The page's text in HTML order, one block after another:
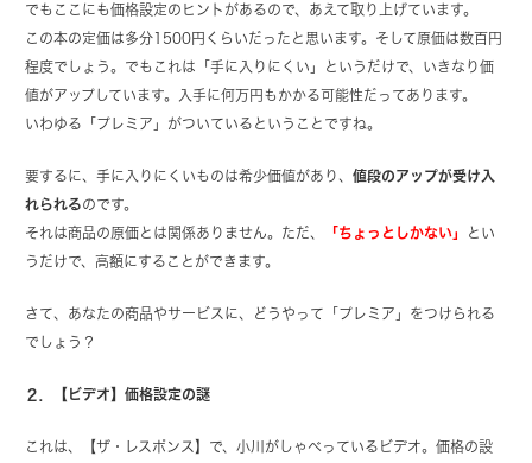
でもここにも価格設定のヒントがあるので、あえて取り上げています。
この本の定価は多分1500円くらいだったと思います。そして原価は数百円
程度でしょう。でもこれは「手に入りにくい」というだけで、いきなり価
値がアップしています。入手に何万円もかかる可能性だってあります。
いわゆる「プレミア」がついているということですね。
要するに、手に入りにくいものは希少価値があり、値段のアップが受け入
れられるのです。
それは商品の原価とは関係ありません。ただ、
「ちょっとしかない」
とい
うだけで、高額にすることができます。
さて、あなたの商品やサービスに、どうやって「プレミア」をつけられる
でしょう？
２．【ビデオ】価格設定の謎
これは、【ザ・レスポンス】で、小川がしゃべっているビデオ。価格の設